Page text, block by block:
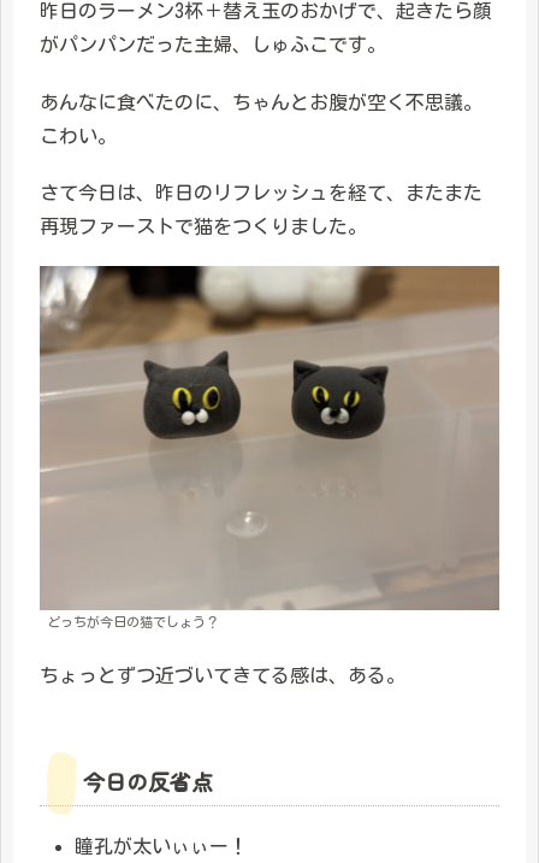
昨日のラーメン3杯＋替え玉のおかげで、起きたら顔
がパンパンだった主婦、しゅふこです。
あんなに食べたのに、ちゃんとお腹が空く不思議。
こわい。
さて今日は、昨日のリフレッシュを経て、またまた
再現ファーストで猫をつくりました。
どっちが今日の猫でしょう？
ちょっとずつ近づいてきてる感は、ある。
今日の反省点
瞳孔が太いぃぃー！